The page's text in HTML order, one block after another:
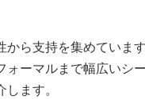
ら支持を集めています
ーマルまで幅広いシー
ます。